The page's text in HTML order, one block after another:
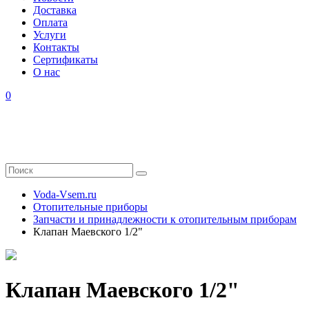
Доставка
Оплата
Услуги
Контакты
Cертификаты
О нас
0
Voda-Vsem.ru
Отопительные приборы
Запчасти и принадлежности к отопительным приборам
Клапан Маевского 1/2"
Клапан Маевского 1/2"